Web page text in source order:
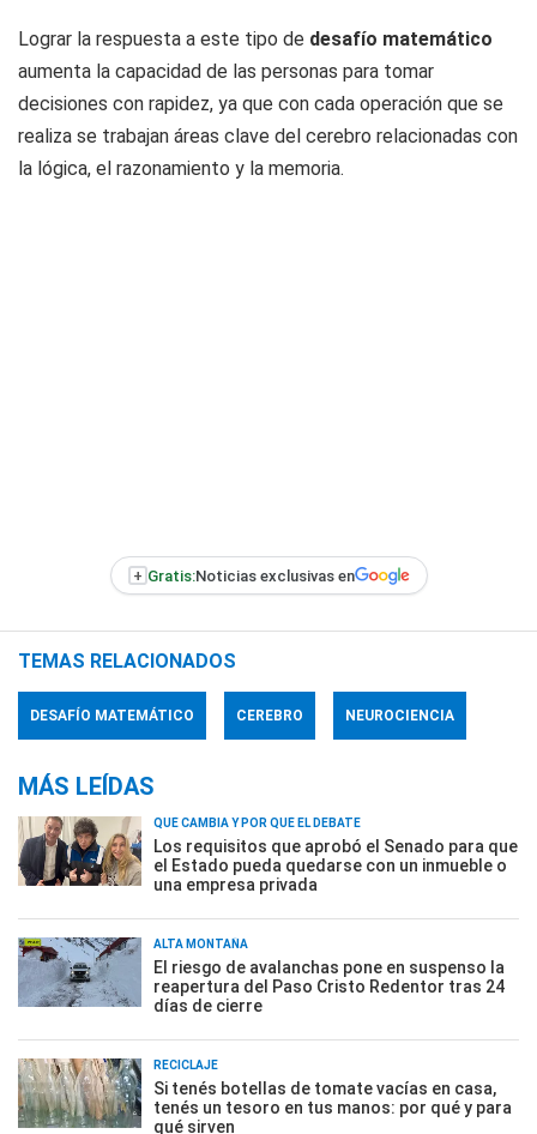
Lograr la respuesta a este tipo de desafío matemático
aumenta la capacidad de las personas para tomar
decisiones con rapidez, ya que con cada operación que se
realiza se trabajan áreas clave del cerebro relacionadas con
la lógica, el razonamiento y la memoria.
+ Gratis:Noticias exclusivas en
TEMAS RELACIONADOS
DESAFÍO MATEMÁTICO CEREBRO NEUROCIENCIA
MÁS LEÍDAS
QUÉ CAMBIA Y POR QUÉ EL DEBATE
Los requisitos que aprobó el Senado para que
el Estado pueda quedarse con un inmueble o
una empresa privada
ALTA MONTAÑA
El riesgo de avalanchas pone en suspenso la
reapertura del Paso Cristo Redentor tras 24
días de cierre
RECICLAJE
Si tenés botellas de tomate vacías en casa,
tenés un tesoro en tus manos: por qué y para
qué sirven